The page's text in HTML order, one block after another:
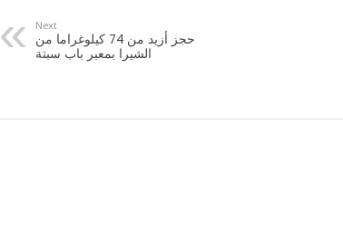
Next
حجز أزيد من 74 كيلوغراما من
الشيرا بمعبر باب سبتة